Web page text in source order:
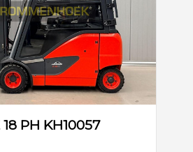
PH KH10057